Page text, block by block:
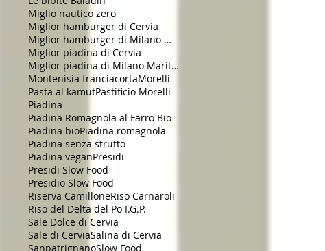
Miglio nautico zero
Miglior hamburger di Cervia
Miglior hamburger di Milano Marittima
Miglior piadina di Cervia
Miglior piadina di Milano Marittima
Montenisia franciacortaMorelli
Pasta al kamutPastificio Morelli
Piadina
Piadina Romagnola al Farro Bio
Piadina bioPiadina romagnola
Piadina senza strutto
Piadina veganPresidi
Presidi Slow Food
Presidio Slow Food
Riserva CamilloneRiso Carnaroli
Riso del Delta del Po I.G.P.
Sale Dolce di Cervia
Sale di CerviaSalina di Cervia
SanpatrignanoSlow Food